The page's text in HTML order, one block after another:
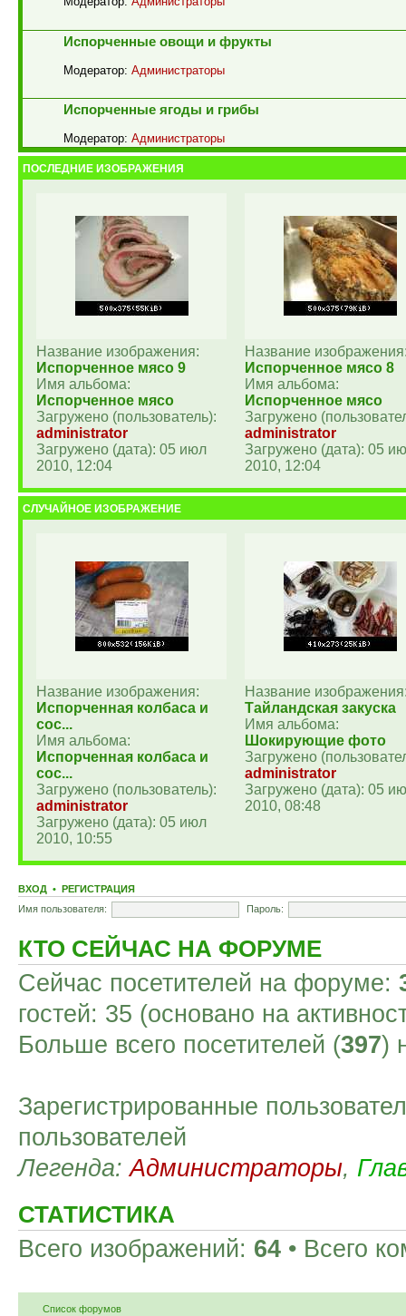
Испорченные овощи и фрукты
Модератор: Администраторы
Испорченные ягоды и грибы
Модератор: Администраторы
ПОСЛЕДНИЕ ИЗОБРАЖЕНИЯ
Название изображения:
Испорченное мясо 9
Имя альбома:
Испорченное мясо
Загружено (пользователь):
administrator
Загружено (дата): 05 июл
2010, 12:04
Название
Испорченное мясо 8
Имя альбома:
Испорченное мясо
Загружено
administrator
Загружено (дата): 05
2010, 12:04
СЛУЧАЙНОЕ ИЗОБРАЖЕНИЕ
Название изображения:
Испорченная колбаса и
сос...
Имя альбома:
Испорченная колбаса и
сос...
Загружено (пользователь):
administrator
Загружено (дата): 05 июл
2010, 10:55
Название
Тайландская закуска
Имя альбома:
Шокирующие фото
Загружено
administrator
Загружено (дата): 05
2010, 08:48
ВХОД • РЕГИСТРАЦИЯ
Имя пользователя:
Пароль:
КТО СЕЙЧАС НА ФОРУМЕ
Сейчас посетителей на форуме:
гостей: 35 (основано на
Больше всего посетителей (397)
Зарегистрированные
пользователей
Легенда:Администраторы,
СТАТИСТИКА
Всего изображений: 64 • Всего
Список форумов